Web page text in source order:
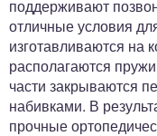
поддерживают
отличные условия
изготавливаются на
располагаются
части закрываются
набивками. В
прочные